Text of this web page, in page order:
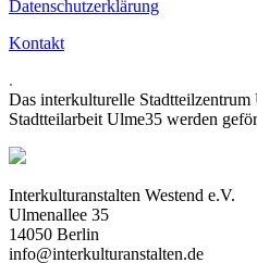
Datenschutzerklärung
Kontakt
.
Das interkulturelle
Stadtteilarbeit Ulme35 werden
Interkulturanstalten Westend e.V.
Ulmenallee 35
14050 Berlin
info@interkulturanstalten.de